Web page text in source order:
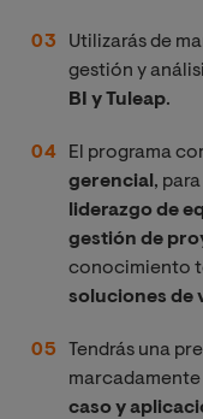
Utilizarás de
gestión y
BI y Tuleap.
El programa
gerencial ,
liderazgo de
gestión de
conocimiento
soluciones de
Tendrás una
marcadamente
caso y